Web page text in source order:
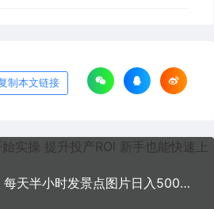
制本文链接
抖音旅游图文带货项目，每天半小时发景点图片日入500+长期稳定项目